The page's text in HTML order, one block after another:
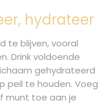
hydrateer
te blijven, vooral
Drink voldoende
gehydrateerd
peil te houden. Voeg
munt toe aan je